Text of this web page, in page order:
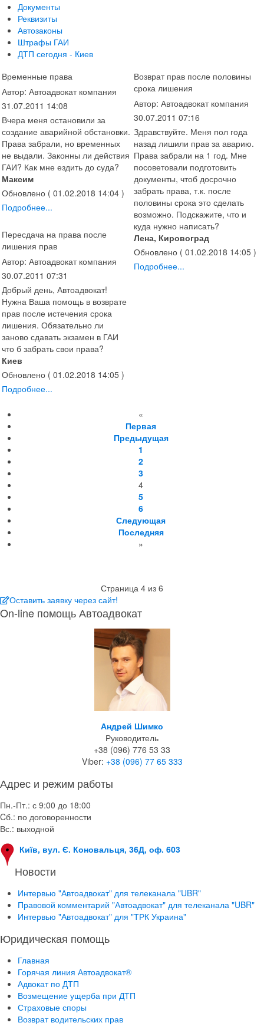
Документы
Реквизиты
Автозаконы
Штрафы ГАИ
ДТП сегодня - Киев
Временные права
Автор: Автоадвокат компания
31.07.2011 14:08
Вчера меня остановили за
создание аварийной обстановки.
Права забрали, но временных
не выдали. Законны ли действия
ГАИ? Как мне ездить до суда?
Максим
Обновлено ( 01.02.2018 14:04 )
Подробнее...
Пересдача на права после
лишения прав
Автор: Автоадвокат компания
30.07.2011 07:31
Добрый день, Автоадвокат!
Нужна Ваша помощь в возврате
прав после истечения срока
лишения. Обязательно ли
заново сдавать экзамен в ГАИ
что б забрать свои права?
Киев
Обновлено ( 01.02.2018 14:05 )
Подробнее...
Возврат прав после половины
срока лишения
Автор: Автоадвокат компания
30.07.2011 07:16
Здравствуйте. Меня пол года
назад лишили прав за аварию.
Права забрали на 1 год. Мне
посоветовали подготовить
документы, чтоб досрочно
забрать права, т.к. после
половины срока это сделать
возможно. Подскажите, что и
куда нужно написать?
Лена, Кировоград
Обновлено ( 01.02.2018 14:05 )
Подробнее...
«
Первая
Предыдущая
1
2
3
4
5
6
Следующая
Последняя
»
Страница 4 из 6
Оставить заявку через сайт!
On-line помощь Автоадвокат
Андрей Шимко
Руководитель
+38 (096) 776 53 33
Viber: +38 (096) 77 65 333
Адрес и режим работы
Пн.-Пт.: с 9:00 до 18:00
Cб.: по договоренности
Вс.: выходной
Київ, вул. Є. Коновальця, 36Д, оф. 603
Новости
Интервью "Автоадвокат" для телеканала "UBR"
Правовой комментарий "Автоадвокат" для телеканала "UBR"
Интервью "Автоадвокат" для "ТРК Украина"
Юридическая помощь
Главная
Горячая линия Автоадвокат®
Адвокат по ДТП
Возмещение ущерба при ДТП
Страховые споры
Возврат водительских прав